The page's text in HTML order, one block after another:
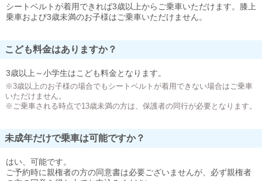
シートベルトが着用できれば3歳以上からご乗車いただけます。膝上
乗車および3歳未満のお子様はご乗車いただけません。
こども料金はありますか？
3歳以上～小学生はこども料金となります。
※3歳以上のお子様の場合でもシートベルトが着用できない場合はご乗車
いただけません。
※ご乗車される時点で13歳未満の方は、保護者の同行が必要となります。
未成年だけで乗車は可能ですか？
はい、可能です。
ご予約時に親権者の方の同意書は必要ございませんが、必ず親権者